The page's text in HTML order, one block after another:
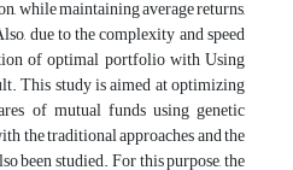
while maintaining average returns,
due to the complexity and speed
of optimal portfolio with Using
This study is aimed at optimizing
of mutual funds using genetic
the traditional approaches and the
been studied. For this purpose, the